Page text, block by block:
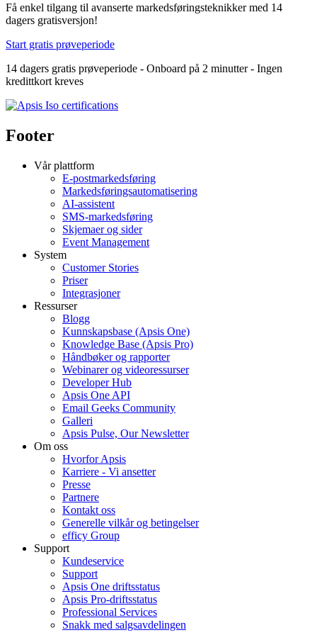
Få enkel tilgang til avanserte markedsføringsteknikker med 14
dagers gratisversjon!
Start gratis prøveperiode
14 dagers gratis prøveperiode - Onboard på 2 minutter - Ingen
kredittkort kreves
Footer
Vår plattform
E-postmarkedsføring
Markedsføringsautomatisering
AI-assistent
SMS-markedsføring
Skjemaer og sider
Event Management
System
Customer Stories
Priser
Integrasjoner
Ressurser
Blogg
Kunnskapsbase (Apsis One)
Knowledge Base (Apsis Pro)
Håndbøker og rapporter
Webinarer og videoressurser
Developer Hub
Apsis One API
Email Geeks Community
Galleri
Apsis Pulse, Our Newsletter
Om oss
Hvorfor Apsis
Karriere - Vi ansetter
Presse
Partnere
Kontakt oss
Generelle vilkår og betingelser
efficy Group
Support
Kundeservice
Support
Apsis One driftsstatus
Apsis Pro-driftsstatus
Professional Services
Snakk med salgsavdelingen